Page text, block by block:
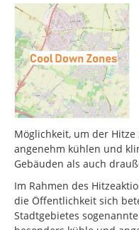
Möglichkeit, um der
angenehm kühlen und
Gebäuden als auch
Im Rahmen des
die Öffentlichkeit sich
Stadtgebietes